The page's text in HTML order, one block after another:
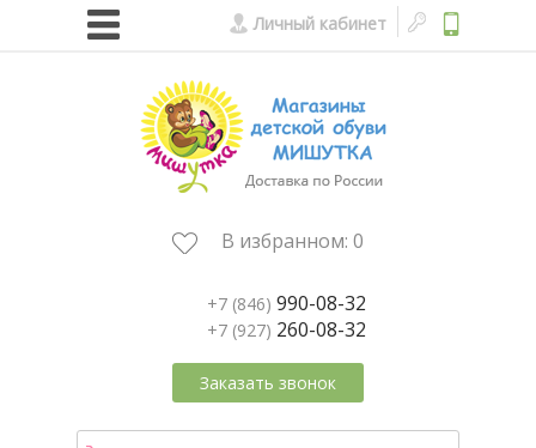
Личный кабинет
В избранном: 0
+7 (846) 990-08-32
+7 (927) 260-08-32
Заказать звонок